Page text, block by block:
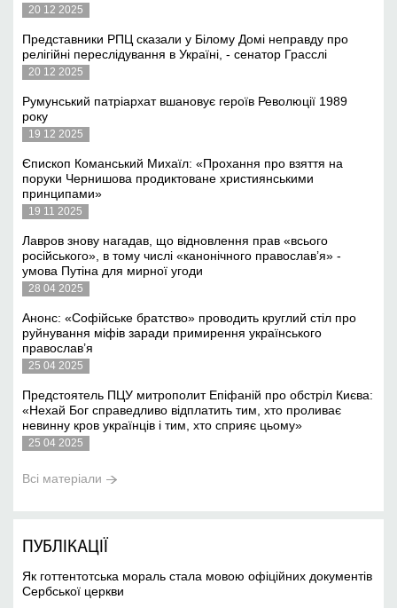
20 12 2025
Представники РПЦ сказали у Білому Домі неправду про
релігійні переслідування в Україні, - сенатор Грасслі
20 12 2025
Румунський патріархат вшановує героїв Революції 1989
року
19 12 2025
Єпископ Команський Михаїл: «Прохання про взяття на
поруки Чернишова продиктоване християнськими
принципами»
19 11 2025
Лавров знову нагадав, що відновлення прав «всього
російського», в тому числі «канонічного православ’я» -
умова Путіна для мирної угоди
28 04 2025
Анонс: «Софійське братство» проводить круглий стіл про
руйнування міфів заради примирення українського
православ’я
25 04 2025
Предстоятель ПЦУ митрополит Епіфаній про обстріл Києва:
«Нехай Бог справедливо відплатить тим, хто проливає
невинну кров українців і тим, хто сприяє цьому»
25 04 2025
Всі матеріали
ПУБЛІКАЦІЇ
Як готтентотська мораль стала мовою офіційних документів
Сербської церкви